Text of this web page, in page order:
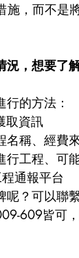
施，而不是
況，想要了
的方法：
取資訊
名稱、經費
工程、可
通報平台
呢？可以聯
609皆可